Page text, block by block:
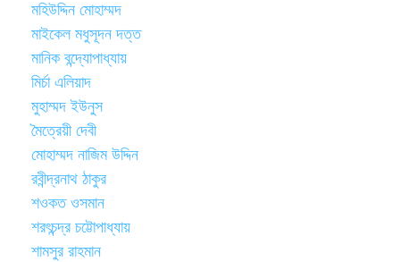
মহিউদ্দিন মোহাম্মদ
মাইকেল মধুসূদন দত্ত
মানিক বন্দ্যোপাধ্যায়
মির্চা এলিয়াদ
মুহাম্মদ ইউনুস
মৈত্রেয়ী দেবী
মোহাম্মদ নাজিম উদ্দিন
রবীন্দ্রনাথ ঠাকুর
শওকত ওসমান
শরৎচন্দ্র চট্টোপাধ্যায়
শামসুর রাহমান